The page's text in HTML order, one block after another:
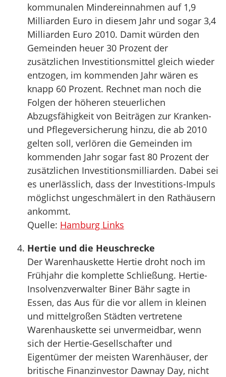
kommunalen Mindereinnahmen auf 1,9
Milliarden Euro in diesem Jahr und sogar 3,4
Milliarden Euro 2010. Damit würden den
Gemeinden heuer 30 Prozent der
zusätzlichen Investitionsmittel gleich wieder
entzogen, im kommenden Jahr wären es
knapp 60 Prozent. Rechnet man noch die
Folgen der höheren steuerlichen
Abzugsfähigkeit von Beiträgen zur Kranken-
und Pflegeversicherung hinzu, die ab 2010
gelten soll, verlören die Gemeinden im
kommenden Jahr sogar fast 80 Prozent der
zusätzlichen Investitionsmilliarden. Dabei sei
es unerlässlich, dass der Investitions-Impuls
möglichst ungeschmälert in den Rathäusern
ankommt.
Quelle: Hamburg Links
Hertie und die Heuschrecke
Der Warenhauskette Hertie droht noch im
Frühjahr die komplette Schließung. Hertie-
Insolvenzverwalter Biner Bähr sagte in
Essen, das Aus für die vor allem in kleinen
und mittelgroßen Städten vertretene
Warenhauskette sei unvermeidbar, wenn
sich der Hertie-Gesellschafter und
Eigentümer der meisten Warenhäuser, der
britische Finanzinvestor Dawnay Day, nicht